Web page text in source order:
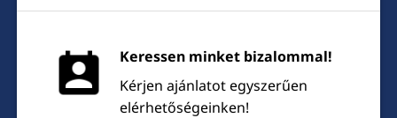
Keressen minket bizalommal!
Kérjen ajánlatot egyszerűen
elérhetőségeinken!